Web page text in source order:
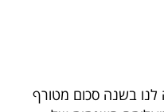
לנו בשנה סכום מטורף